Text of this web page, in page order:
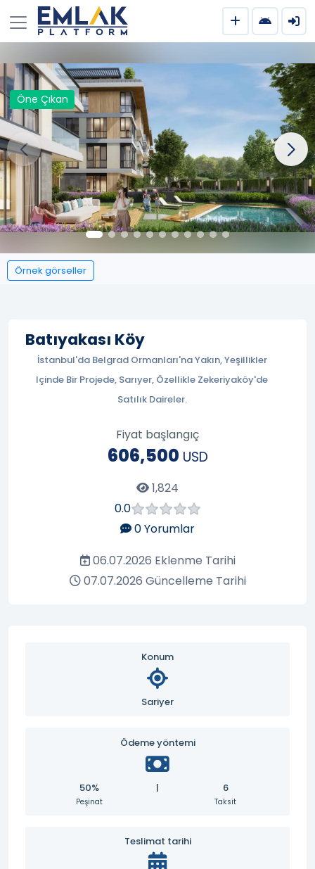
Öne Çıkan
Örnek görseller
Batıyakası Köy
İstanbul'da Belgrad Ormanları'na Yakın, Yeşillikler
Içinde Bir Projede, Sarıyer, Özellikle Zekeriyaköy'de
Satılık Daireler.
Fiyat başlangıç
606,500 USD
1,824
0.0
0Yorumlar
06.07.2026 Eklenme Tarihi
07.07.2026 Güncelleme Tarihi
Konum
Sariyer
Ödeme yöntemi
50%
Peşinat
| 6
Taksit
Teslimat tarihi